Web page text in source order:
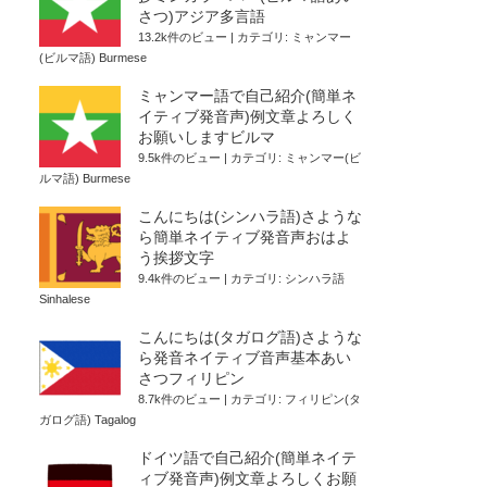
さつ)アジア多言語
13.2k件のビュー カテゴリ: ミャンマー
(ビルマ語) Burmese
ミャンマー語で自己紹介(簡単ネ
イティブ発音声)例文章よろしく
お願いしますビルマ
9.5k件のビュー カテゴリ: ミャンマー(ビ
ルマ語) Burmese
こんにちは(シンハラ語)さような
ら簡単ネイティブ発音声おはよ
う挨拶文字
9.4k件のビュー カテゴリ: シンハラ語
Sinhalese
こんにちは(タガログ語)さような
ら発音ネイティブ音声基本あい
さつフィリピン
8.7k件のビュー カテゴリ: フィリピン(タ
ガログ語) Tagalog
ドイツ語で自己紹介(簡単ネイテ
ィブ発音声)例文章よろしくお願